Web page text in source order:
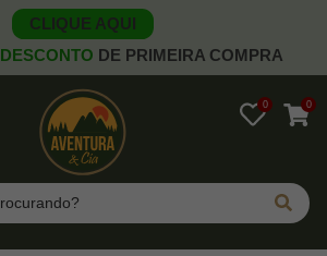
CLIQUE AQUI
DESCONTO DE PRIMEIRA COMPRA
0 0